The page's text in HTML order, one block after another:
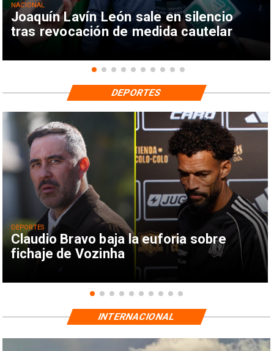
Joaquín Lavín León sale en silencio
tras revocación de medida cautelar
NACIONAL
Claudio Bravo baja la euforia sobre
fichaje de Vozinha
DEPORTES
DEPORTES
INTERNACIONAL